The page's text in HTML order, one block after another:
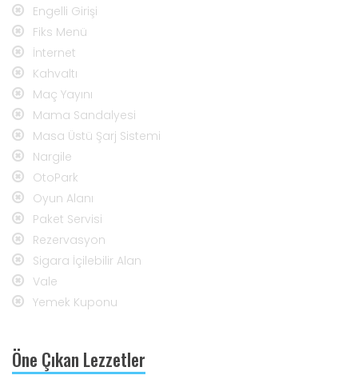
Engelli Girişi
Fiks Menü
İnternet
Kahvaltı
Maç Yayını
Mama Sandalyesi
Masa Üstü Şarj Sistemi
Nargile
OtoPark
Oyun Alanı
Paket Servisi
Rezervasyon
Sigara İçilebilir Alan
Vale
Yemek Kuponu
Öne Çıkan Lezzetler